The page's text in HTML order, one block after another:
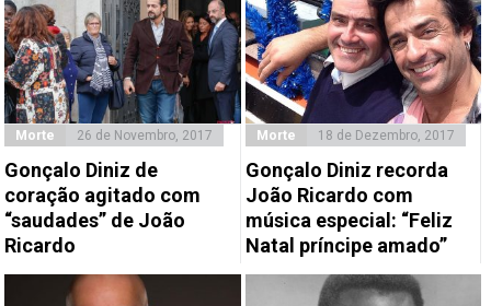
Morte 26 de Novembro, 2017
Gonçalo Diniz de
coração agitado com
“saudades” de João
Ricardo
Morte 18 de Dezembro, 2017
Gonçalo Diniz recorda
João Ricardo com
música especial: “Feliz
Natal príncipe amado”